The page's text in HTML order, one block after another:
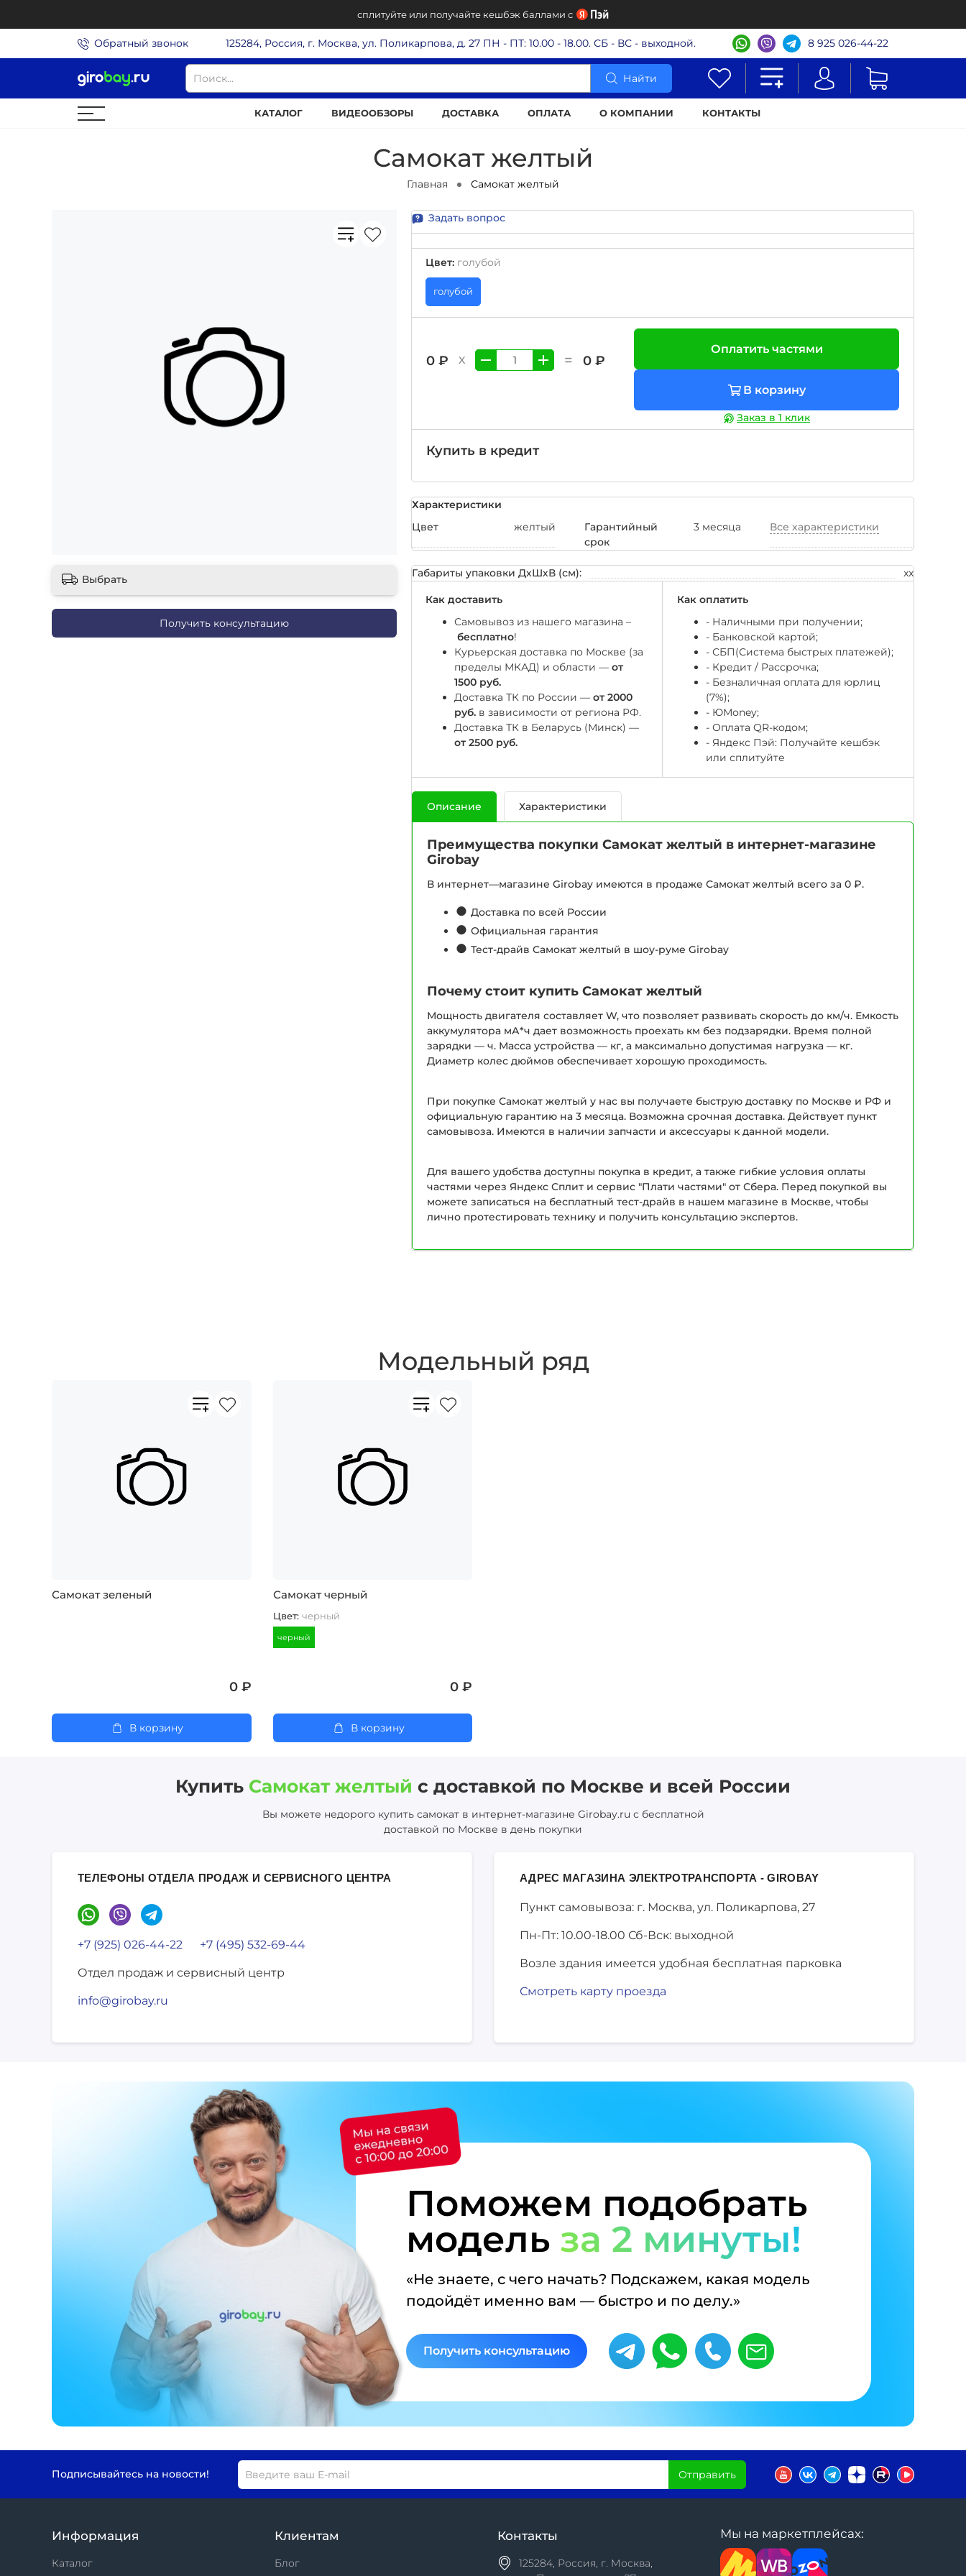
сплитуйте или получайте кешбэк баллами с
Обратный звонок 125284, Россия, г. Москва, ул. Поликарпова, д. 27 ПН - ПТ: 10.00 - 18.00. СБ - ВС - выходной. 8 925 026-44-22
Найти
КАТАЛОГ ВИДЕООБЗОРЫ ДОСТАВКА ОПЛАТА О КОМПАНИИ КОНТАКТЫ
Самокат желтый
Главная Самокат желтый
Выбрать
Получить консультацию
Задать вопрос
Цвет: голубой
голубой
0 ₽ X = 0 ₽
Оплатить частями
В корзину
Заказ в 1 клик
Купить в кредит
Характеристики
Цвет
желтый
Гарантийный
срок
3 месяца Все характеристики
Габариты упаковки ДхШхВ (см): xx
Как доставить
Самовывоз из нашего магазина –
бесплатно!
Курьерская доставка по Москве (за
пределы МКАД) и области — от
1500 руб.
Доставка ТК по России — от 2000
руб. в зависимости от региона РФ.
Доставка ТК в Беларусь (Минск) —
от 2500 руб.
Как оплатить
- Наличными при получении;
- Банковской картой;
- СБП(Система быстрых платежей);
- Кредит / Рассрочка;
- Безналичная оплата для юрлиц
(7%);
- ЮМоney;
- Оплата QR-кодом;
- Яндекс Пэй: Получайте кешбэк
или сплитуйте
Описание Характеристики
Преимущества покупки Самокат желтый в интернет-магазине
Girobay
В интернет—магазине Girobay имеются в продаже Самокат желтый всего за 0 ₽.
● Доставка по всей России
● Официальная гарантия
● Тест-драйв Самокат желтый в шоу-руме Girobay
Почему стоит купить Самокат желтый
Мощность двигателя составляет W, что позволяет развивать скорость до км/ч. Емкость
аккумулятора мА*ч дает возможность проехать км без подзарядки. Время полной
зарядки — ч. Масса устройства — кг, а максимально допустимая нагрузка — кг.
Диаметр колес дюймов обеспечивает хорошую проходимость.
При покупке Самокат желтый у нас вы получаете быструю доставку по Москве и РФ и
официальную гарантию на 3 месяца. Возможна срочная доставка. Действует пункт
самовывоза. Имеются в наличии запчасти и аксессуары к данной модели.
Для вашего удобства доступны покупка в кредит, а также гибкие условия оплаты
частями через Яндекс Сплит и сервис "Плати частями" от Сбера. Перед покупкой вы
можете записаться на бесплатный тест-драйв в нашем магазине в Москве, чтобы
лично протестировать технику и получить консультацию экспертов.
Модельный ряд
Самокат зеленый
0 ₽
В корзину
Самокат черный
Цвет: черный
черный
0 ₽
В корзину
Купить Самокат желтый с доставкой по Москве и всей России
Вы можете недорого купить самокат в интернет-магазине Girobay.ru с бесплатной
доставкой по Москве в день покупки
ТЕЛЕФОНЫ ОТДЕЛА ПРОДАЖ И СЕРВИСНОГО ЦЕНТРА
+7 (925) 026-44-22 +7 (495) 532-69-44
Отдел продаж и сервисный центр
info@girobay.ru
АДРЕС МАГАЗИНА ЭЛЕКТРОТРАНСПОРТА - GIROBAY
Пункт самовывоза: г. Москва, ул. Поликарпова, 27
Пн-Пт: 10.00-18.00 Сб-Вск: выходной
Возле здания имеется удобная бесплатная парковка
Смотреть карту проезда
Поможем подобрать
модель за 2 минуты!
«Не знаете, с чего начать? Подскажем, какая модель
подойдёт именно вам — быстро и по делу.»
Получить консультацию
Подписывайтесь на новости! Отправить
Информация
Каталог
Клиентам
Блог
Контакты
125284, Россия, г. Москва,
Мы на маркетплейсах: